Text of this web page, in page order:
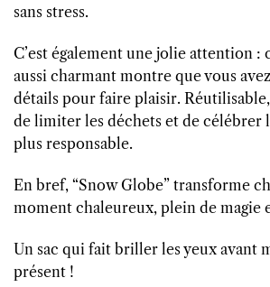
sans stress.
C’est également une jolie attention :
aussi charmant montre que vous
détails pour faire plaisir.
de limiter les déchets et de célébrer
plus responsable.
En bref, “Snow Globe” transforme
moment chaleureux, plein de magie
Un sac qui fait briller les yeux avant
présent !